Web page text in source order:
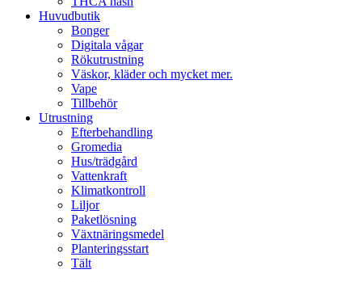
Huvudbutik
Bonger
Digitala vågar
Rökutrustning
Väskor, kläder och mycket mer.
Vape
Tillbehör
Utrustning
Efterbehandling
Gromedia
Hus/trädgård
Vattenkraft
Klimatkontroll
Liljor
Paketlösning
Växtnäringsmedel
Planteringsstart
Tält